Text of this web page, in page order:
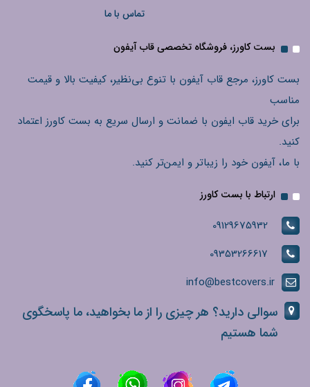
تماس با ما
بست کاورز، فروشگاه تخصصی قاب آیفون
بست کاورز، مرجع قاب آیفون با تنوع بی‌نظیر، کیفیت بالا و قیمت
مناسب
برای خرید قاب ایفون با ضمانت و ارسال سریع به بست کاورز اعتماد
کنید.
با ما، آیفون خود را زیباتر و ایمن‌تر کنید.
ارتباط با بست کاورز
09129675932
09353266617
info@bestcovers.ir
سوالی دارید؟ هر چیزی را از ما بخواهید، ما پاسخگوی
شما هستیم